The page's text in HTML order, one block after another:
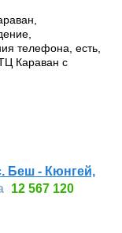
телефона, есть,
Караван с
Беш - Кюнгей,
12 567 120